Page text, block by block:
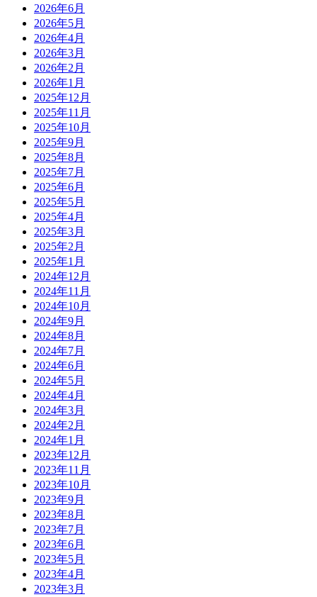
2026年6月
2026年5月
2026年4月
2026年3月
2026年2月
2026年1月
2025年12月
2025年11月
2025年10月
2025年9月
2025年8月
2025年7月
2025年6月
2025年5月
2025年4月
2025年3月
2025年2月
2025年1月
2024年12月
2024年11月
2024年10月
2024年9月
2024年8月
2024年7月
2024年6月
2024年5月
2024年4月
2024年3月
2024年2月
2024年1月
2023年12月
2023年11月
2023年10月
2023年9月
2023年8月
2023年7月
2023年6月
2023年5月
2023年4月
2023年3月